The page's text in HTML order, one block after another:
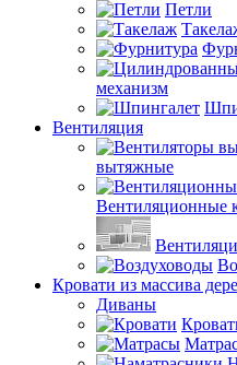
Петли
механизм
Вентиляция
вытяжные
Вентиляционные
Кровати из массива
Диваны